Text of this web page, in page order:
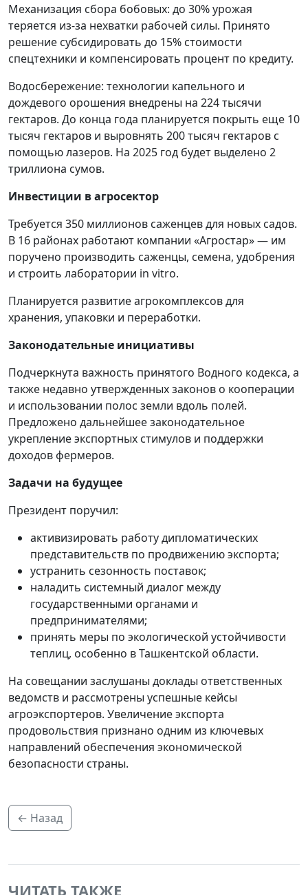
Механизация сбора бобовых: до 30% урожая
теряется из-за нехватки рабочей силы. Принято
решение субсидировать до 15% стоимости
спецтехники и компенсировать процент по кредиту.
Водосбережение: технологии капельного и
дождевого орошения внедрены на 224 тысячи
гектаров. До конца года планируется покрыть еще 10
тысяч гектаров и выровнять 200 тысяч гектаров с
помощью лазеров. На 2025 год будет выделено 2
триллиона сумов.
Инвестиции в агросектор
Требуется 350 миллионов саженцев для новых садов.
В 16 районах работают компании «Агростар» — им
поручено производить саженцы, семена, удобрения
и строить лаборатории in vitro.
Планируется развитие агрокомплексов для
хранения, упаковки и переработки.
Законодательные инициативы
Подчеркнута важность принятого Водного кодекса, а
также недавно утвержденных законов о кооперации
и использовании полос земли вдоль полей.
Предложено дальнейшее законодательное
укрепление экспортных стимулов и поддержки
доходов фермеров.
Задачи на будущее
Президент поручил:
активизировать работу дипломатических
представительств по продвижению экспорта;
устранить сезонность поставок;
наладить системный диалог между
государственными органами и
предпринимателями;
принять меры по экологической устойчивости
теплиц, особенно в Ташкентской области.
На совещании заслушаны доклады ответственных
ведомств и рассмотрены успешные кейсы
агроэкспортеров. Увеличение экспорта
продовольствия признано одним из ключевых
направлений обеспечения экономической
безопасности страны.
← Назад
ЧИТАТЬ ТАКЖЕ